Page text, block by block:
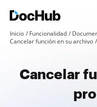
Inicio Funcionalidad
Cancelar función en su archivo
Cancelar